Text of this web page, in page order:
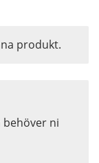
ni
produkt.